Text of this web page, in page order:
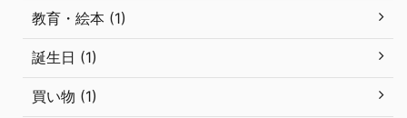
教育・絵本 (1)
誕生日 (1)
買い物 (1)